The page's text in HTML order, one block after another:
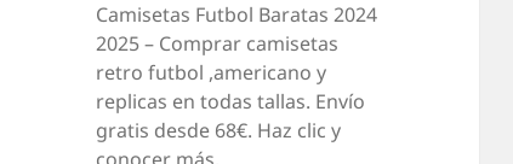
Camisetas Futbol Baratas 2024
2025 – Comprar camisetas
retro futbol ,americano y
replicas en todas tallas. Envío
gratis desde 68€. Haz clic y